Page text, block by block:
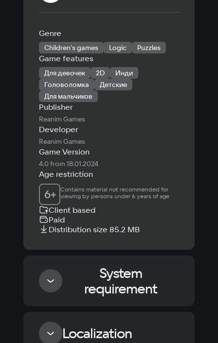
Genre
Children’s games Logic Puzzles
Game features
Для девочек 2D
Инди
Головоломка
Детские
Для мальчиков
Publisher
Reanim Games
Developer
Reanim Games
Game Version
4.0 from 18.01.2024
Age restriction
6+ Contains material not recommended for
viewing by persons under 6 years of age
Client based
Paid
Distribution size 85.2 MB
System
requirement
MinimumLocalization